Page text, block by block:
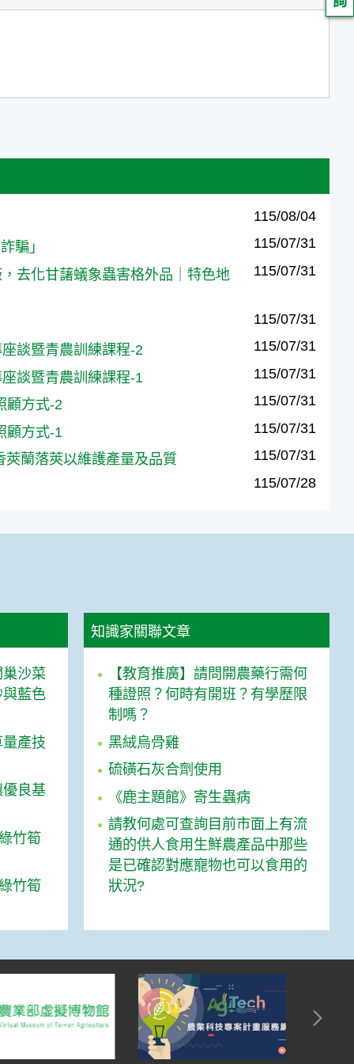
115/08/04
騙」
115/07/31
去化甘藷蟻象蟲害格外品｜特色地
115/07/31
115/07/31
談暨青農訓練課程-2
115/07/31
談暨青農訓練課程-1
115/07/31
顧方式-2
115/07/31
顧方式-1
115/07/31
蘭落莢以維護產量及品質
115/07/31
115/07/28
沙菜
藍色
產技
良基
竹筍
竹筍
知識家關聯文章
【教育推廣】請問開農藥行需何
種證照？何時有開班？有學歷限
制嗎？
黑絨烏骨雞
硫磺石灰合劑使用
《鹿主題館》寄生蟲病
請教何處可查詢目前市面上有流
通的供人食用生鮮農產品中那些
是已確認對應寵物也可以食用的
狀況?